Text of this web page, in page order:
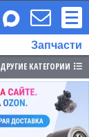
Запчасти
ДРУГИЕ КАТЕГОРИИ